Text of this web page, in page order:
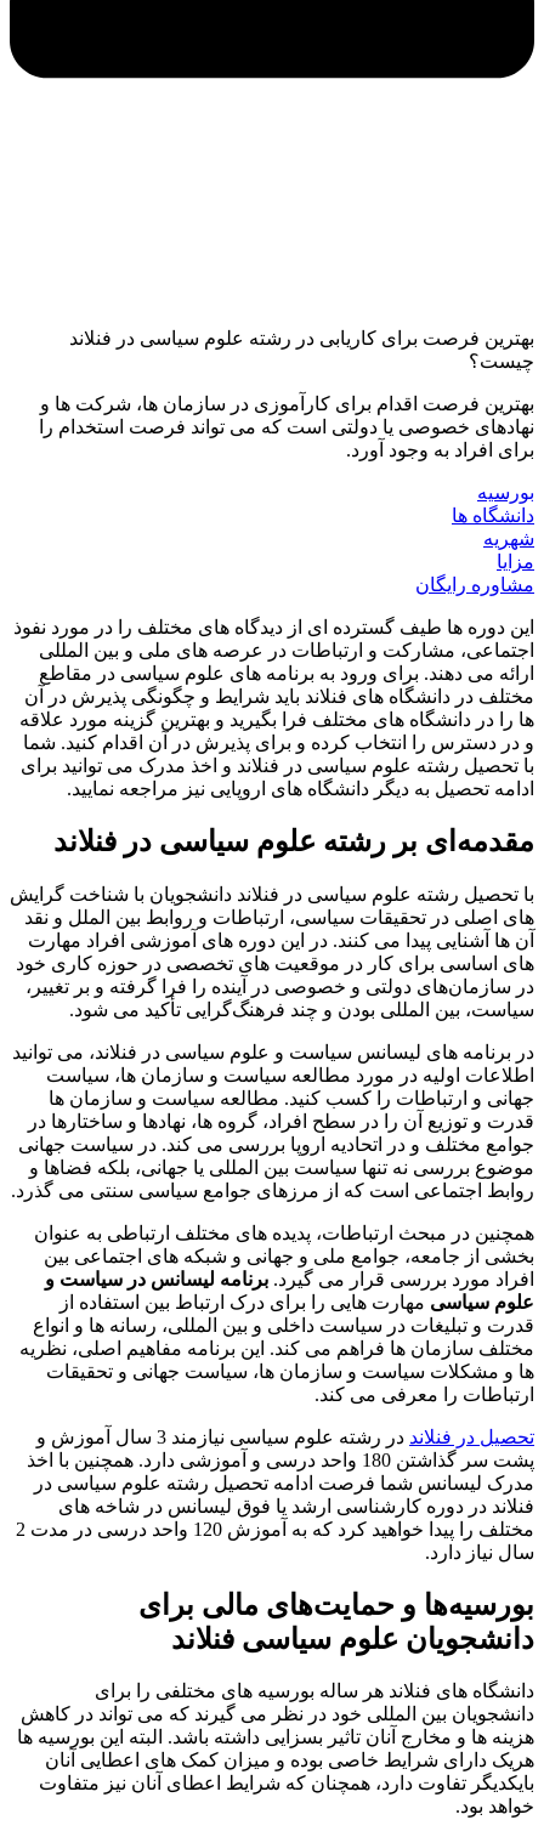
بهترین فرصت برای کاریابی در رشته علوم سیاسی در فنلاند
چیست؟
بهترین فرصت اقدام برای کارآموزی در سازمان ها، شرکت ها و
نهادهای خصوصی یا دولتی است که می تواند فرصت استخدام را
برای افراد به وجود آورد.
بورسیه
دانشگاه ها
شهریه
مزایا
مشاوره رایگان
این دوره ها طیف گسترده ای از دیدگاه های مختلف را در مورد نفوذ
اجتماعی، مشارکت و ارتباطات در عرصه های ملی و بین المللی
ارائه می دهند. برای ورود به برنامه های علوم سیاسی در مقاطع
مختلف در دانشگاه های فنلاند باید شرایط و چگونگی پذیرش در آن
ها را در دانشگاه های مختلف فرا بگیرید و بهترین گزینه مورد علاقه
و در دسترس را انتخاب کرده و برای پذیرش در آن اقدام کنید. شما
با تحصیل رشته علوم سیاسی در فنلاند و اخذ مدرک می توانید برای
ادامه تحصیل به دیگر دانشگاه های اروپایی نیز مراجعه نمایید.
مقدمه‌ای بر رشته علوم سیاسی در فنلاند
با تحصیل رشته علوم سیاسی در فنلاند دانشجویان با شناخت گرایش
های اصلی در تحقیقات سیاسی، ارتباطات و روابط بین الملل و نقد
آن ها آشنایی پیدا می کنند. در این دوره های آموزشی افراد مهارت
های اساسی برای کار در موقعیت های تخصصی در حوزه کاری خود
در سازمان‌های دولتی و خصوصی در آینده را فرا گرفته و بر تغییر،
سیاست، بین المللی بودن و چند فرهنگ‌گرایی تأکید می شود.
در برنامه های لیسانس سیاست و علوم سیاسی در فنلاند، می توانید
اطلاعات اولیه در مورد مطالعه سیاست و سازمان ها، سیاست
جهانی و ارتباطات را کسب کنید. مطالعه سیاست و سازمان ها
قدرت و توزیع آن را در سطح افراد، گروه ها، نهادها و ساختارها در
جوامع مختلف و در اتحادیه اروپا بررسی می کند. در سیاست جهانی
موضوع بررسی نه تنها سیاست بین المللی یا جهانی، بلکه فضاها و
روابط اجتماعی است که از مرزهای جوامع سیاسی سنتی می گذرد.
همچنین در مبحث ارتباطات، پدیده های مختلف ارتباطی به عنوان
بخشی از جامعه، جوامع ملی و جهانی و شبکه های اجتماعی بین
افراد مورد بررسی قرار می گیرد. برنامه لیسانس در سیاست و
علوم سیاسی مهارت هایی را برای درک ارتباط بین استفاده از
قدرت و تبلیغات در سیاست داخلی و بین المللی، رسانه ها و انواع
مختلف سازمان ها فراهم می کند. این برنامه مفاهیم اصلی، نظریه
ها و مشکلات سیاست و سازمان ها، سیاست جهانی و تحقیقات
ارتباطات را معرفی می کند.
تحصیل در فنلاند
در رشته علوم سیاسی نیازمند 3 سال آموزش و
پشت سر گذاشتن 180 واحد درسی و آموزشی دارد. همچنین با اخذ
مدرک لیسانس شما فرصت ادامه تحصیل رشته علوم سیاسی در
فنلاند در دوره کارشناسی ارشد یا فوق لیسانس در شاخه های
مختلف را پیدا خواهید کرد که به آموزش 120 واحد درسی در مدت 2
سال نیاز دارد.
بورسیه‌ها و حمایت‌های مالی برای
دانشجویان علوم سیاسی فنلاند
دانشگاه های فنلاند هر ساله بورسیه های مختلفی را برای
دانشجویان بین المللی خود در نظر می گیرند که می تواند در کاهش
هزینه ها و مخارج آنان تاثیر بسزایی داشته باشد. البته این بورسیه ها
هریک دارای شرایط خاصی بوده و میزان کمک های اعطایی آنان
بایکدیگر تفاوت دارد، همچنان که شرایط اعطای آنان نیز متفاوت
خواهد بود.